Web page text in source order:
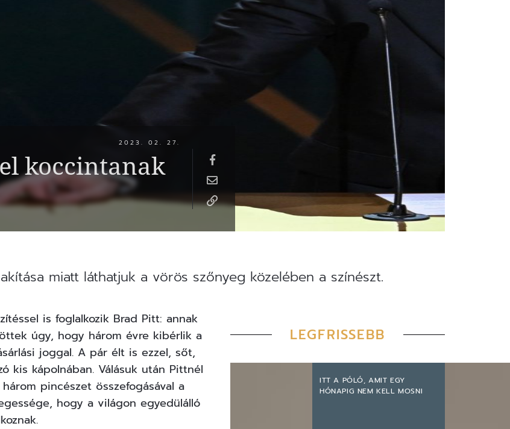
2023. 02. 27.
koccintanak
miatt láthatjuk a vörös szőnyeg közelében a színészt.
is foglalkozik Brad Pitt: annak
úgy, hogy három évre kibérlik a
joggal. A pár élt is ezzel, sőt,
kis kápolnában. Válásuk után Pittnél
pincészet összefogásával a
hogy a világon egyedülálló
LEGFRISSEBB
ITT A PÓLÓ, AMIT EGY
HÓNAPIG NEM KELL MOSNI